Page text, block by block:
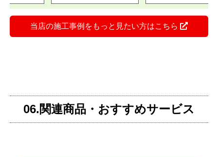
当店の施工事例をもっと見たい方はこちら
06.関連商品・おすすめサービス